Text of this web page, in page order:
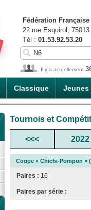
Classique Jeunes
Fédération
22 rue Esquirol,
Tél : 01.53.92.53.20
Il y a actuellement
Tournois et
<<< 2022
Coupe « Chichi-Pompon »
Paires : 16
Paires par série :